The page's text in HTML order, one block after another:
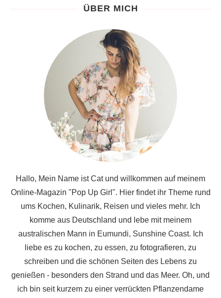
ÜBER MICH
Hallo, Mein Name ist Cat und willkommen auf meinem
Online-Magazin "Pop Up Girl". Hier findet ihr Theme rund
ums Kochen, Kulinarik, Reisen und vieles mehr. Ich
komme aus Deutschland und lebe mit meinem
australischen Mann in Eumundi, Sunshine Coast. Ich
liebe es zu kochen, zu essen, zu fotografieren, zu
schreiben und die schönen Seiten des Lebens zu
genießen - besonders den Strand und das Meer. Oh, und
ich bin seit kurzem zu einer verrückten Pflanzendame